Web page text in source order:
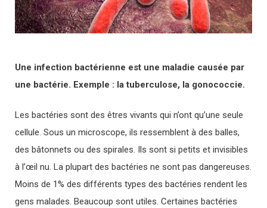
Une infection bactérienne est une maladie causée par
une bactérie. Exemple : la tuberculose, la gonococcie.
Les bactéries sont des êtres vivants qui n’ont qu’une seule
cellule. Sous un microscope, ils ressemblent à des balles,
des bâtonnets ou des spirales. Ils sont si petits et invisibles
à l’œil nu. La plupart des bactéries ne sont pas dangereuses.
Moins de 1% des différents types des bactéries rendent les
gens malades. Beaucoup sont utiles. Certaines bactéries